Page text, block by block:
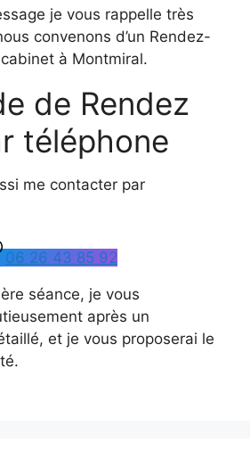
je vous rappelle très
convenons d’un Rendez-
à Montmiral.
de Rendez
téléphone
me contacter par
06 26 43 85 92
séance, je vous
après un
et je vous proposerai le